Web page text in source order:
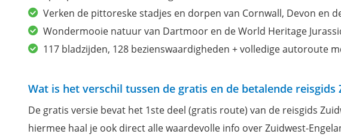
Verken de pittoreske stadjes en dorpen van Cornwall, Devon en
Wondermooie natuur van Dartmoor en de World Heritage
117 bladzijden, 128 bezienswaardigheden + volledige autoroute
Wat is het verschil tussen de gratis en de betalende reisgids
De gratis versie bevat het 1ste deel (gratis route) van de reisgids
hiermee haal je ook direct alle waardevolle info over Zuidwest-